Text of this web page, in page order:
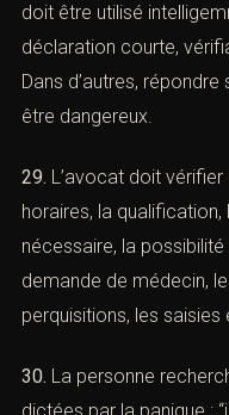
d’office.
(Légifrance)
Le droit au silence
silence n’est pas une
droit. Mais il doit être
certains dossiers, une
préparée peut être utile.
connaître les pièces
29. L’avocat doit
horaires, la qualification,